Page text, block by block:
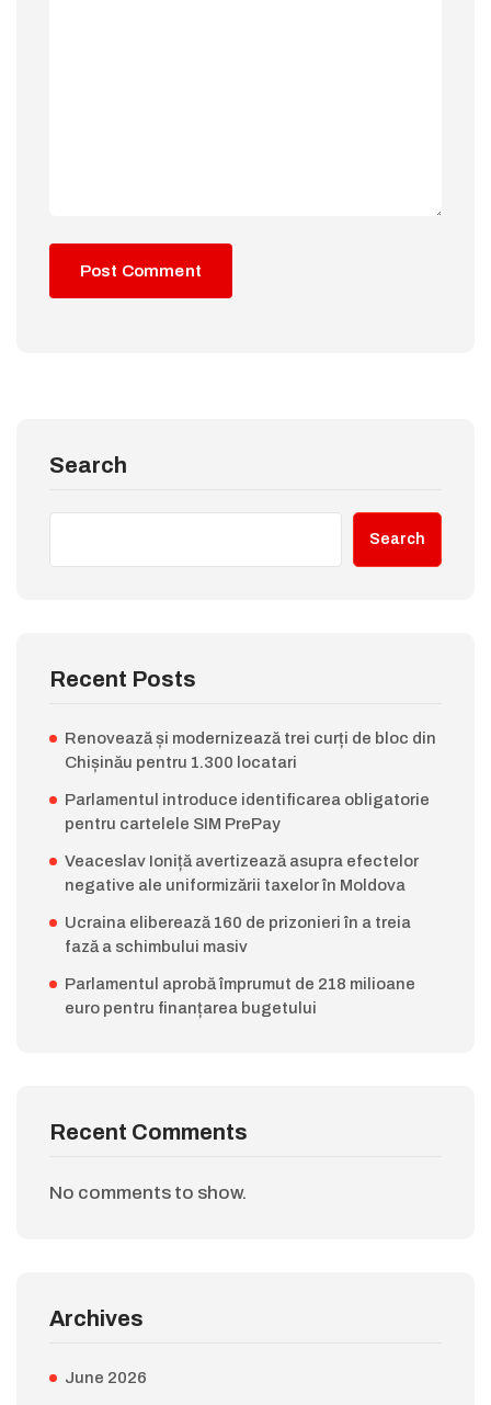
Search
Search
Recent Posts
Renovează și modernizează trei curți de bloc din
Chișinău pentru 1.300 locatari
Parlamentul introduce identificarea obligatorie
pentru cartelele SIM PrePay
Veaceslav Ioniță avertizează asupra efectelor
negative ale uniformizării taxelor în Moldova
Ucraina eliberează 160 de prizonieri în a treia
fază a schimbului masiv
Parlamentul aprobă împrumut de 218 milioane
euro pentru finanțarea bugetului
Recent Comments
No comments to show.
Archives
June 2026